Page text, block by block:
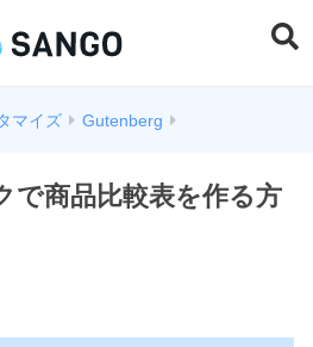
マイズ Gutenberg
で商品比較表を作る方